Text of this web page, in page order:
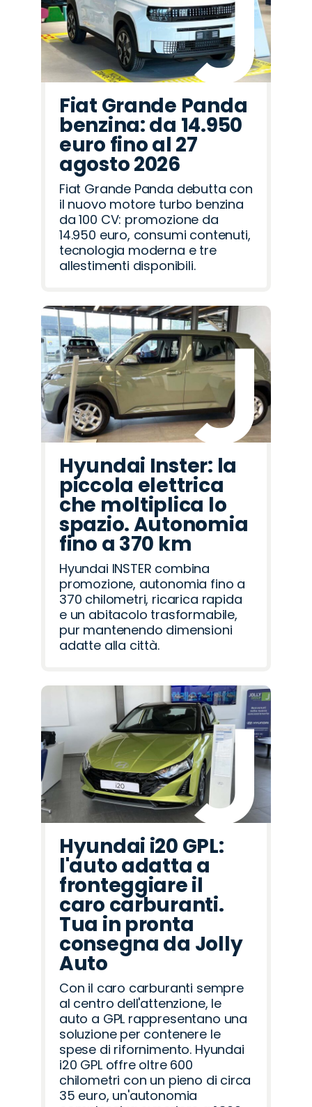
Fiat Grande Panda
benzina: da 14.950
euro fino al 27
agosto 2026
Fiat Grande Panda debutta con
il nuovo motore turbo benzina
da 100 CV: promozione da
14.950 euro, consumi contenuti,
tecnologia moderna e tre
allestimenti disponibili.
Hyundai Inster: la
piccola elettrica
che moltiplica lo
spazio. Autonomia
fino a 370 km
Hyundai INSTER combina
promozione, autonomia fino a
370 chilometri, ricarica rapida
e un abitacolo trasformabile,
pur mantenendo dimensioni
adatte alla città.
Hyundai i20 GPL:
l'auto adatta a
fronteggiare il
caro carburanti.
Tua in pronta
consegna da Jolly
Auto
Con il caro carburanti sempre
al centro dell'attenzione, le
auto a GPL rappresentano una
soluzione per contenere le
spese di rifornimento. Hyundai
i20 GPL offre oltre 600
chilometri con un pieno di circa
35 euro, un'autonomia